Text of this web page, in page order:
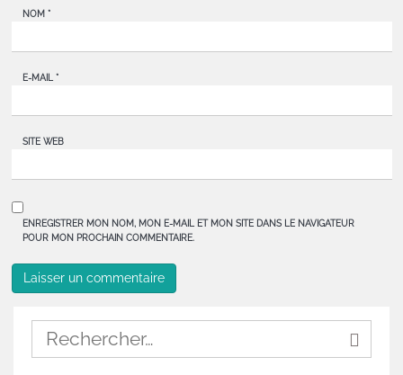
NOM *
E-MAIL *
SITE WEB
ENREGISTRER MON NOM, MON E-MAIL ET MON SITE DANS LE NAVIGATEUR
POUR MON PROCHAIN COMMENTAIRE.